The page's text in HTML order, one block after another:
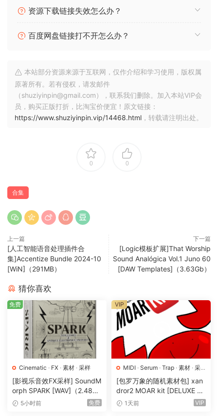
对于 Breach，我们的制作人专注于创建跨多种流派的鼓循环，
为您将它们融入的任何音轨调用即时弹跳和律动。
拥有 RnB、Trap、Lofi、Afrobeats 和 Pop 等多种流派，我们
确保有多种风格，以便您可以找到满足您需求的循环。
获得一个新的起点。
专业录制的吉他单音和和弦用于构建旋律
这些吉他单音非常适合构建旋律或分层到任何流派中，它们的
灵感来自从流行音乐到摇滚和 R&B 等一系列风格。
包括原声和电弹奏、琶音、和弦和拨弦，您将找到一个完整的
每个单音都调到 C，每个和弦都标有键，以无缝融入您的项
令人难忘的人声样本可为任何曲目添加人性情感
样，可与任何流派结合。
作品中。
人声被广泛使用并融入大量现代热门歌曲的制作中，因此这些
一定会让您的音乐更上一层楼。
富有表现力的吉他重音和乐句可为耳朵增添乐趣
我们的制作人团队组装了这个吉他重音和乐句集合，以帮助为
您的旋律和节拍增添风味。
它包括标有调和节奏的舔音、即兴重复段和单拍。
使用它们来补充这个包中的旋律，甚至帮助您制作全新的循
纹理打击乐循环为您的鼓添加弹跳和深度
对于粒子，我们的团队精选了这个纹理打击乐循环集合，旨在
为任何混音添加弹跳和深度。
每个循环都是手工制作的，为您的曲目注入了完美数量的丰富
资源下载链接失效怎么办？
百度网盘链接打不开怎么办？
本站部分资源来源于互联网，仅作介绍和学习使用，版权属
原著所有。若有侵权，请发邮件
（shuziyinpin@gmail.com），联系我们删除。加入本站VIP会
员，购买正版打折，比淘宝价便宜！原文链接：
https://www.shuziyinpin.vip/14468.html ，转载请注明出处。
0 0
合集
上一篇
[人工智能语音处理插件合
集]Accentize Bundle 2024-10
[WiN]（291MB）
下一篇
[Logic模板扩展]That Worship
Sound Analógica Vol.1 Juno 60
[DAW Templates]（3.63Gb）
猜你喜欢
Cinematic · FX · 素材 · 采样
[影视乐音效FX采样] SoundM
orph SPARK [WAV]（2.48G
B）5小时前 免费
免费
MIDI · Serum · Trap · 素材 · 采
样·预置
[包罗万象的随机素材包] xan
dror2 MOAR kit [DELUXE VE
RSION] [WAV, MiDi]（3.1G
1天前 VIP
VIP